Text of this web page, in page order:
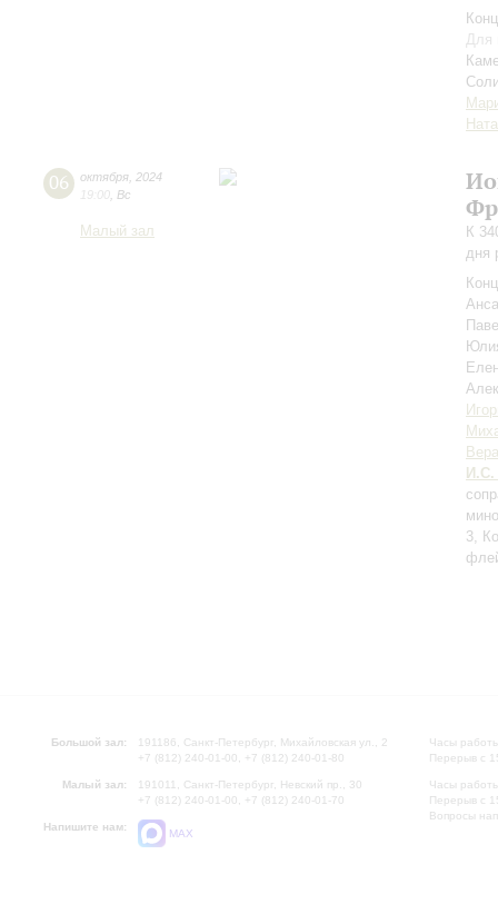
Для
06 октября 2024
19:00 Вс
Малый зал
К
дня
И.С.
3,
Большой зал:
191186, Санкт-Петербург, Михайловская ул., 2
+7 (812) 240-01-00, +7 (812) 240-01-80
Малый зал:
191011, Санкт-Петербург, Невский пр., 30
+7 (812) 240-01-00, +7 (812) 240-01-70
Напишите нам:
MAX
Часы
Перерыв с
Часы
Перерыв с
Вопросы